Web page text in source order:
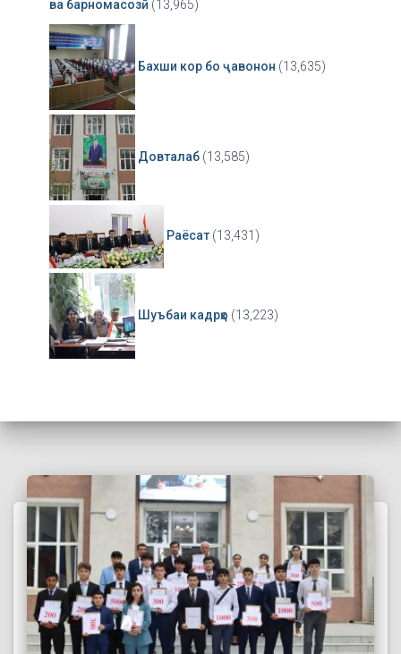
ва барномасозӣ (13,965)
Бахши кор бо ҷавонон (13,635)
Довталаб (13,585)
Раёсат (13,431)
Шуъбаи кадрҳо (13,223)